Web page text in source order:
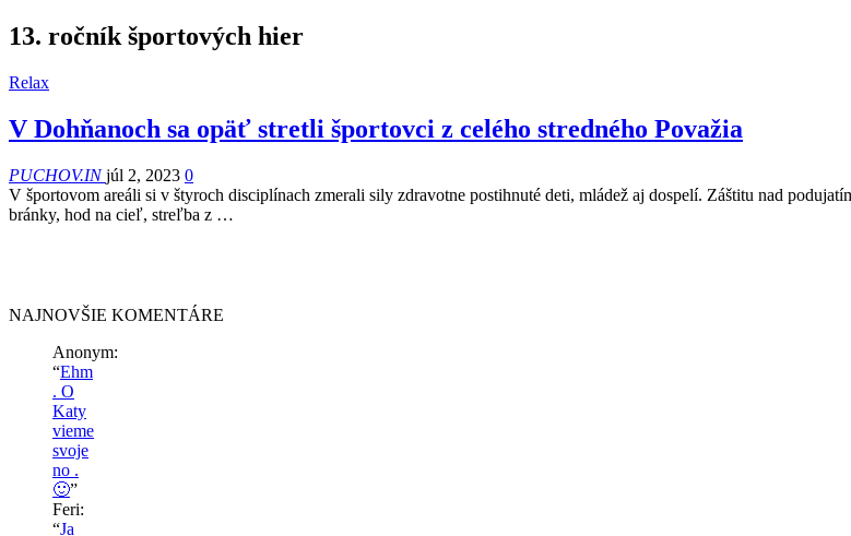
13. ročník športových hier
Relax
V Dohňanoch sa opäť stretli športovci z celého stredného Považia
PUCHOV.INjúl 2, 2023 0
V športovom areáli si v štyroch disciplínach zmerali sily zdravotne postihnuté deti, mládež aj dospelí. Záštitu nad
bránky, hod na cieľ, streľba z …
NAJNOVŠIE KOMENTÁRE
Anonym:
“Ehm
. O
Katy
vieme
svoje
no .
🙂”
Feri:
“Ja